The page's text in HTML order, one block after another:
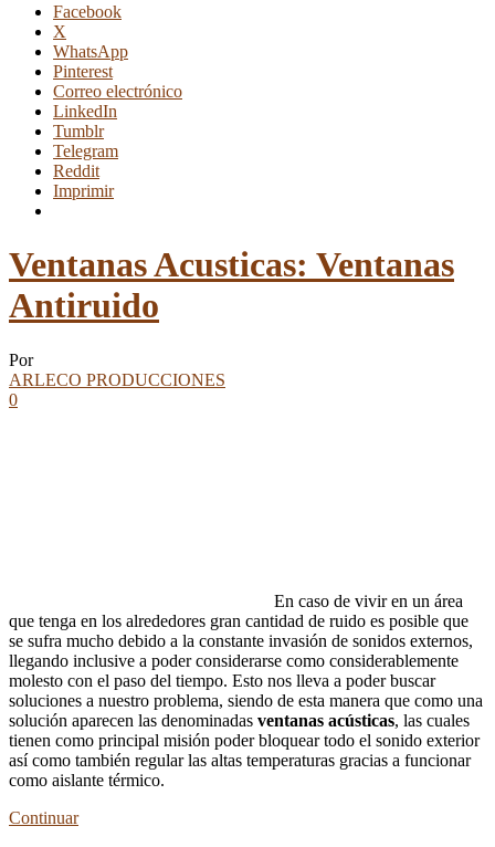
Facebook
X
WhatsApp
Pinterest
Correo electrónico
LinkedIn
Tumblr
Telegram
Reddit
Imprimir
Ventanas Acusticas: Ventanas
Antiruido
Por
ARLECO PRODUCCIONES
0
En caso de vivir en un área
que tenga en los alrededores gran cantidad de ruido es posible que
se sufra mucho debido a la constante invasión de sonidos externos,
llegando inclusive a poder considerarse como considerablemente
molesto con el paso del tiempo. Esto nos lleva a poder buscar
soluciones a nuestro problema, siendo de esta manera que como una
solución aparecen las denominadas ventanas acústicas, las cuales
tienen como principal misión poder bloquear todo el sonido exterior
así como también regular las altas temperaturas gracias a funcionar
como aislante térmico.
Continuar